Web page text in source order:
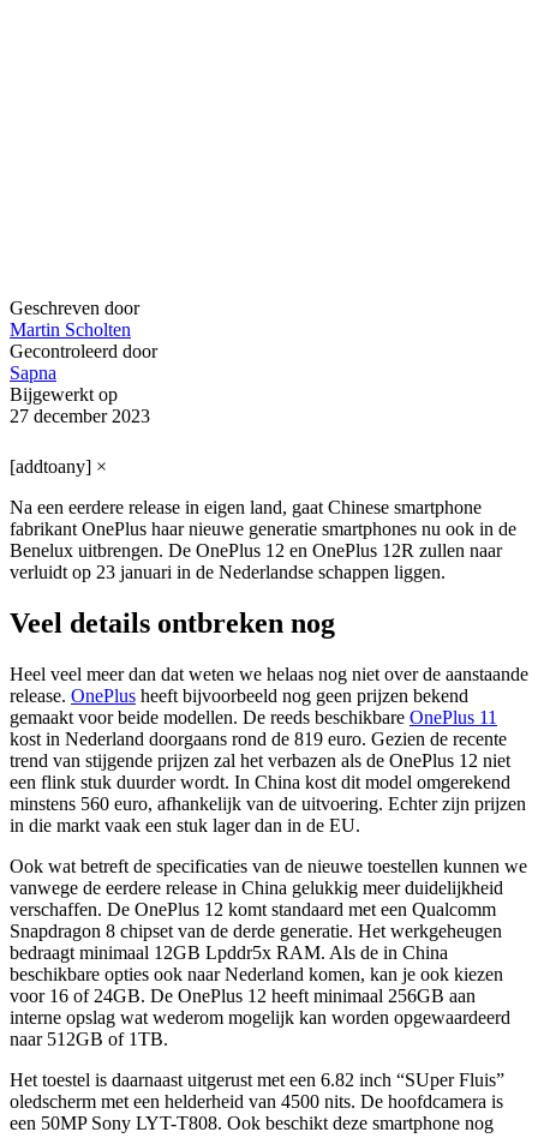
Geschreven door
Martin Scholten
Gecontroleerd door
Sapna
Bijgewerkt op
27 december 2023
[addtoany] ×
Na een eerdere release in eigen land, gaat Chinese smartphone
fabrikant OnePlus haar nieuwe generatie smartphones nu ook in de
Benelux uitbrengen. De OnePlus 12 en OnePlus 12R zullen naar
verluidt op 23 januari in de Nederlandse schappen liggen.
Veel details ontbreken nog
Heel veel meer dan dat weten we helaas nog niet over de aanstaande
release. OnePlus heeft bijvoorbeeld nog geen prijzen bekend
gemaakt voor beide modellen. De reeds beschikbare OnePlus 11
kost in Nederland doorgaans rond de 819 euro. Gezien de recente
trend van stijgende prijzen zal het verbazen als de OnePlus 12 niet
een flink stuk duurder wordt. In China kost dit model omgerekend
minstens 560 euro, afhankelijk van de uitvoering. Echter zijn prijzen
in die markt vaak een stuk lager dan in de EU.
Ook wat betreft de specificaties van de nieuwe toestellen kunnen we
vanwege de eerdere release in China gelukkig meer duidelijkheid
verschaffen. De OnePlus 12 komt standaard met een Qualcomm
Snapdragon 8 chipset van de derde generatie. Het werkgeheugen
bedraagt minimaal 12GB Lpddr5x RAM. Als de in China
beschikbare opties ook naar Nederland komen, kan je ook kiezen
voor 16 of 24GB. De OnePlus 12 heeft minimaal 256GB aan
interne opslag wat wederom mogelijk kan worden opgewaardeerd
naar 512GB of 1TB.
Het toestel is daarnaast uitgerust met een 6.82 inch “SUper Fluis”
oledscherm met een helderheid van 4500 nits. De hoofdcamera is
een 50MP Sony LYT-T808. Ook beschikt deze smartphone nog